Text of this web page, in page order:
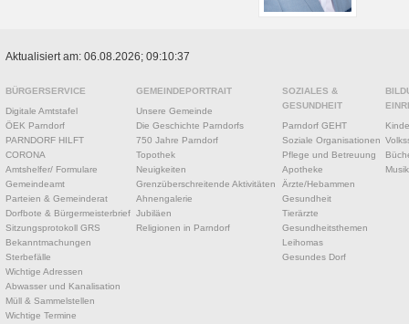
Aktualisiert am: 06.08.2026; 09:10:37
BÜRGERSERVICE
Digitale Amtstafel
ÖEK Parndorf
PARNDORF HILFT
CORONA
Amtshelfer/ Formulare
Gemeindeamt
Parteien & Gemeinderat
Dorfbote & Bürgermeisterbrief
Sitzungsprotokoll GRS
Bekanntmachungen
Sterbefälle
Wichtige Adressen
Abwasser und Kanalisation
Müll & Sammelstellen
Wichtige Termine
GEMEINDEPORTRAIT
Unsere Gemeinde
Die Geschichte Parndorfs
750 Jahre Parndorf
Topothek
Neuigkeiten
Grenzüberschreitende Aktivitäten
Ahnengalerie
Jubiläen
Religionen in Parndorf
SOZIALES &
GESUNDHEIT
Parndorf GEHT
Soziale Organisationen
Pflege und Betreuung
Apotheke
Ärzte/Hebammen
Gesundheit
Tierärzte
Gesundheitsthemen
Leihomas
Gesundes Dorf